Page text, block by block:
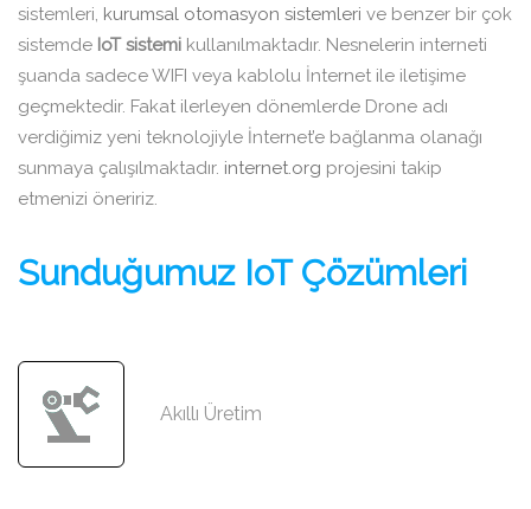
sistemleri, kurumsal otomasyon sistemleri ve benzer bir çok
sistemde IoT sistemi kullanılmaktadır. Nesnelerin interneti
şuanda sadece WIFI veya kablolu İnternet ile iletişime
geçmektedir. Fakat ilerleyen dönemlerde Drone adı
verdiğimiz yeni teknolojiyle İnternet’e bağlanma olanağı
sunmaya çalışılmaktadır. internet.org projesini takip
etmenizi öneririz.
Sunduğumuz IoT Çözümleri
Akıllı Üretim
Akıllı Üretim